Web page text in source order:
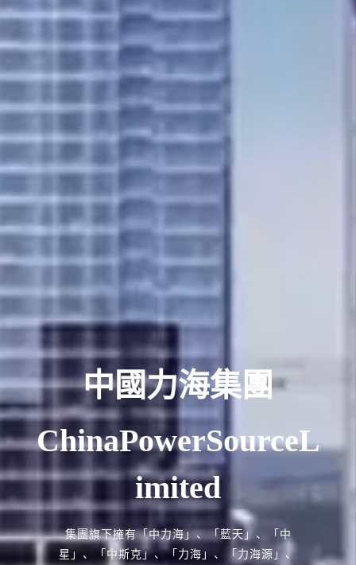
中國力海集團
ChinaPowerSourceL
imited
集團旗下擁有「中力海」、「藍天」、「中
星」、「中斯克」、「力海」、「力海源」、